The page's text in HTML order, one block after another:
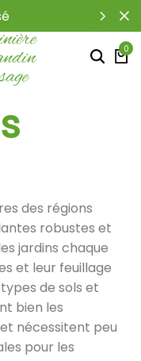
0
des régions
robustes et
jardins chaque
et leur feuillage
de sols et
bien les
nécessitent peu
pour les